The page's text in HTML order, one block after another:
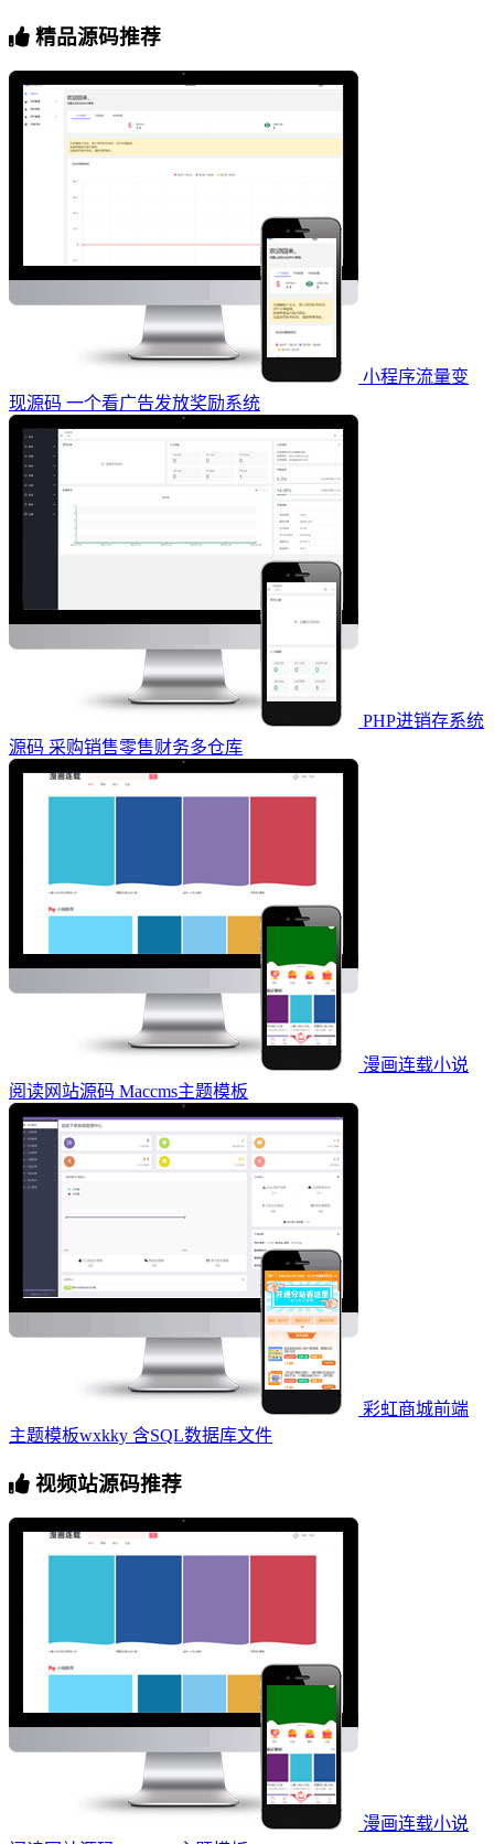
精品源码推荐
小程序流量变
现源码 一个看广告发放奖励系统
PHP进销存系统
源码 采购销售零售财务多仓库
漫画连载小说
阅读网站源码 Maccms主题模板
彩虹商城前端
主题模板wxkky 含SQL数据库文件
视频站源码推荐
漫画连载小说